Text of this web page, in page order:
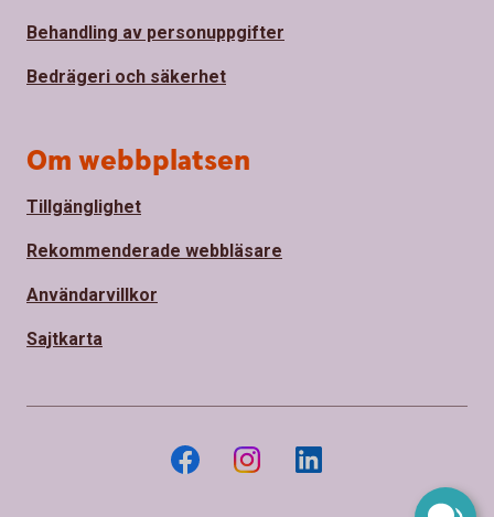
Behandling av personuppgifter
Bedrägeri och säkerhet
Om webbplatsen
Tillgänglighet
Rekommenderade webbläsare
Användarvillkor
Sajtkarta